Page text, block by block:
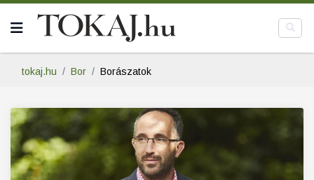
tokaj.hu Bor Borászatok